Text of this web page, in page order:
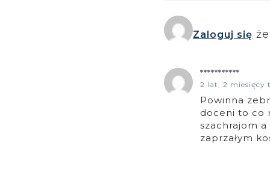
Zaloguj się
***********
2 lat, 2 miesięcy
Powinna
doceni to co
szachrajom
zaprzałym